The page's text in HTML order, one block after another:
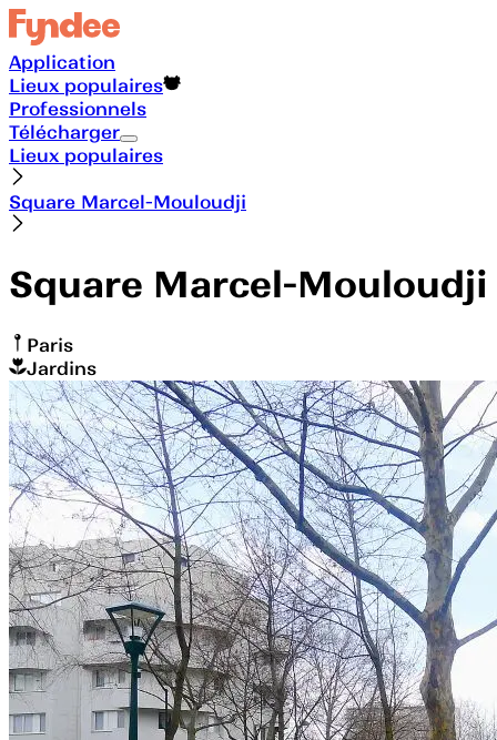
Application
Lieux populaires
Professionnels
Télécharger
Lieux populaires
Square Marcel-Mouloudji
Square Marcel-Mouloudji
Paris
Jardins